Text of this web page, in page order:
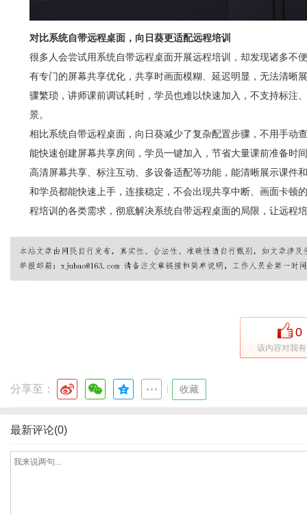
对比系统自带远程桌面，向日葵更适配远程培训
很多人会尝试用系统自带远程桌面开展远程培训，却发现诸多不
有专门的屏幕共享优化，共享时画面模糊、延迟明显，无法清晰
骤繁琐，讲师课前调试耗时，学员也难以快速加入，不支持标注
景。
相比系统自带远程桌面，向日葵减少了复杂配置步骤，不用手动
能快速创建屏幕共享房间，学员一键加入，节省大量课前准备时
高清屏幕共享、标注互动、多设备适配等功能，能清晰展示课件
和学员都能快速上手，连接稳定，不会出现共享中断、画面卡顿
程培训的各类需求，彻底解决系统自带远程桌面的局限，让远程
0
该内容对我
分享至： 收藏
最新评论(0)